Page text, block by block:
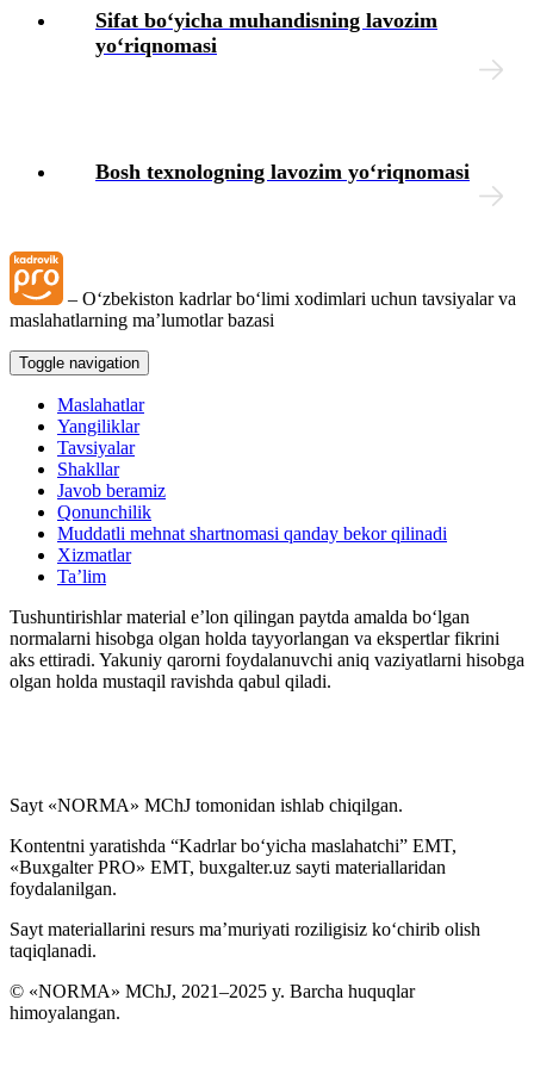
Sifat boʻyicha muhandisning lavozim
yoʻriqnomasi
Bosh teхnologning lavozim yoʻriqnomasi
– Oʻzbekiston kadrlar boʻlimi хodimlari uchun tavsiyalar va
maslahatlarning ma’lumotlar bazasi
Toggle navigation
Maslahatlar
Yangiliklar
Tavsiyalar
Shakllar
Javob beramiz
Qonunchilik
Muddatli mehnat shartnomasi qanday bekor qilinadi
Xizmatlar
Ta’lim
Tushuntirishlar material e’lon qilingan paytda amalda boʻlgan
normalarni hisobga olgan holda tayyorlangan va ekspertlar fikrini
aks ettiradi. Yakuniy qarorni foydalanuvchi aniq vaziyatlarni hisobga
olgan holda mustaqil ravishda qabul qiladi.
Sayt «NORMA» MChJ tomonidan ishlab chiqilgan.
Kontentni yaratishda “Kadrlar boʻyicha maslahatchi” EMT,
«Buxgalter PRO» EMT, buxgalter.uz sayti materiallaridan
foydalanilgan.
Sayt materiallarini resurs ma’muriyati roziligisiz koʻchirib olish
taqiqlanadi.
© «NORMA» MChJ, 2021–2025 y. Barcha huquqlar
himoyalangan.